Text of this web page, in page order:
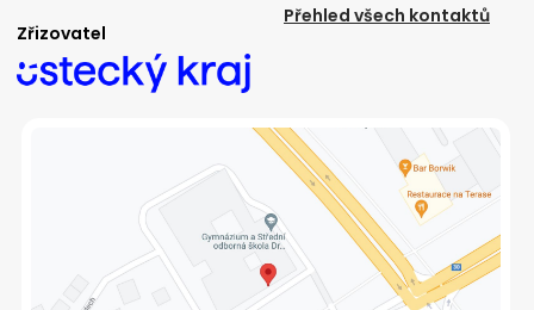
Zřizovatel
Přehled všech kontaktů